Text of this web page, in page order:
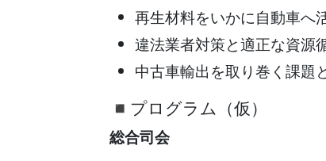
再生材料をいかに自動車へ
違法業者対策と適正な資源
中古車輸出を取り巻く課題
◾️プログラム（仮）
総合司会